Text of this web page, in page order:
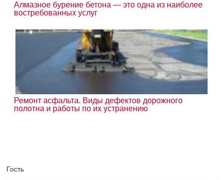
Алмазное бурение бетона — это одна из наиболее
востребованных услуг
Ремонт асфальта. Виды дефектов дорожного
полотна и работы по их устранению
Гость